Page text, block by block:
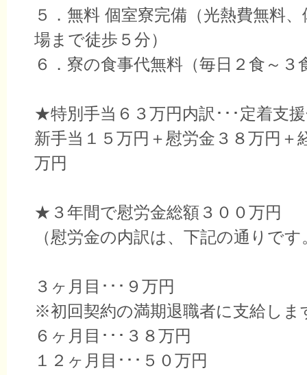
５．無料 個室寮完備（光熱費無料
場まで徒歩５分）
６．寮の食事代無料（毎日２食～３
★特別手当６３万円内訳･･･定着支
新手当１５万円＋慰労金３８万円＋
万円
★３年間で慰労金総額３００万円
（慰労金の内訳は、下記の通りです
３ヶ月目･･･９万円
※初回契約の満期退職者に支給しま
６ヶ月目･･･３８万円
１２ヶ月目･･･５０万円